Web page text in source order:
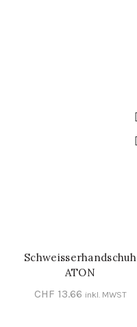
IN DEN WARENKORB
Schweisserhandschuh
ATON
CHF 13.66 inkl. MWST